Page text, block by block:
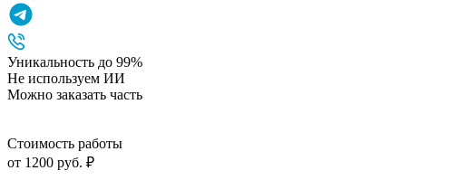
Уникальность до 99%
Не используем ИИ
Можно заказать часть
Стоимость работы
от 1200 руб. ₽